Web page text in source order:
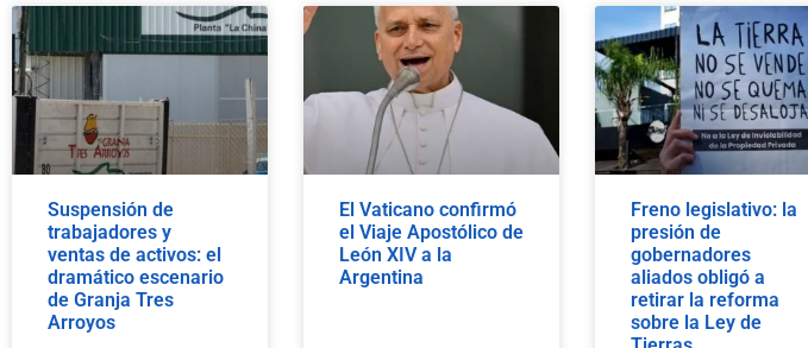
Suspensión de
trabajadores y
ventas de activos: el
dramático escenario
de Granja Tres
Arroyos
El Vaticano confirmó
el Viaje Apostólico de
León XIV a la
Argentina
Freno legislativo: la
presión de
gobernadores
aliados obligó a
retirar la reforma
sobre la Ley de